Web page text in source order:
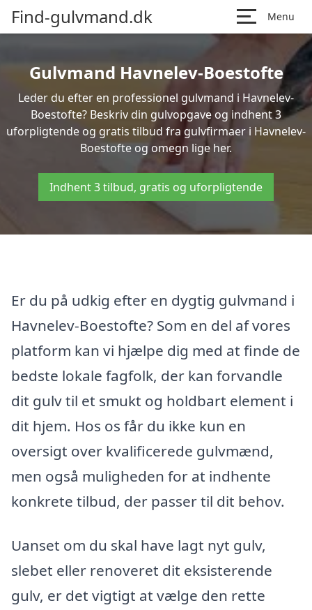
Find-gulvmand.dk Menu
Gulvmand Havnelev-Boestofte
Leder du efter en professionel gulvmand i Havnelev-
Boestofte? Beskriv din gulvopgave og indhent 3
uforpligtende og gratis tilbud fra gulvfirmaer i Havnelev-
Boestofte og omegn lige her.
Indhent 3 tilbud, gratis og uforpligtende
Er du på udkig efter en dygtig gulvmand i
Havnelev-Boestofte? Som en del af vores
platform kan vi hjælpe dig med at finde de
bedste lokale fagfolk, der kan forvandle
dit gulv til et smukt og holdbart element i
dit hjem. Hos os får du ikke kun en
oversigt over kvalificerede gulvmænd,
men også muligheden for at indhente
konkrete tilbud, der passer til dit behov.
Uanset om du skal have lagt nyt gulv,
slebet eller renoveret dit eksisterende
gulv, er det vigtigt at vælge den rette